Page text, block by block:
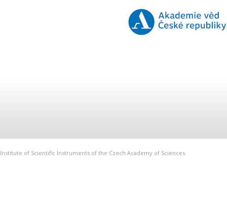
Institute of Scientific Instruments of the Czech Academy of Sciences